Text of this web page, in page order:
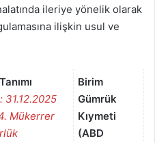
ileriye yönelik olarak
ilişkin usul ve
31.12.2025
Mükerrer
Birim
Gümrük
Kıymeti
(ABD